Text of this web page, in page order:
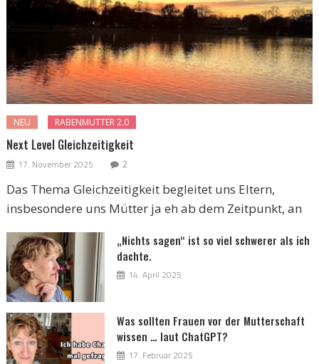
NEU RABENMUTTER 2.0
Next Level Gleichzeitigkeit
17. November 2025 2
Das Thema Gleichzeitigkeit begleitet uns Eltern,
insbesondere uns Mütter ja eh ab dem Zeitpunkt, an
„Nichts sagen“ ist so viel schwerer als ich
dachte.
14. April 2025
Was sollten Frauen vor der Mutterschaft
wissen … laut ChatGPT?
17. Februar 2025